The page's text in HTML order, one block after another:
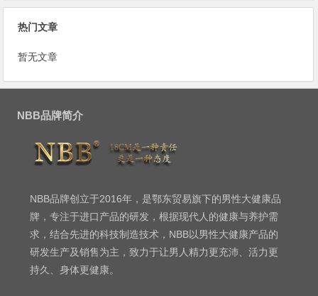
热门文章
暂无文章
NBB品牌简介
NBB品牌创立于2016年，是鄂东贸易旗下的男性大健康品
牌，专注于进口产品的研发，根据现代人的健康与养护需
求，结合先进的科技制造技术，NBB以男性大健康产品的
研发生产及销售为主，致力于让男人精力更充沛、活力更
持久、身体更健康。